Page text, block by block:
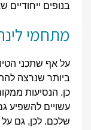
בנופים
מתחמי
על אף שתכני
ביותר שנרצה
כן. הנסיעות
עשויים להשפיע
שלכם. לכן, גם על